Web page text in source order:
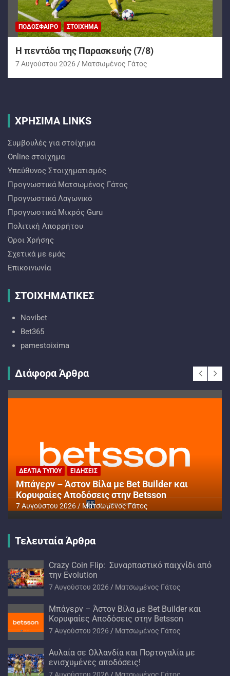
ΠΟΔΌΣΦΑΙΡΟ ΣΤΟΊΧΗΜΑ
H πεντάδα της Παρασκευής (7/8)
7 Αυγούστου 2026 Ματσωμένος Γάτος
ΧΡΗΣΙΜΑ LINKS
Συμβουλές για στοίχημα
Online στοίχημα
Υπεύθυνος Στοιχηματισμός
Προγνωστικά Ματσωμένος Γάτος
Προγνωστικά Λαγωνικό
Προγνωστικά Mικρός Guru
Πολιτική Απορρήτου
Όροι Χρήσης
Σχετικά με εμάς
Επικοινωνία
ΣΤΟΙΧΗΜΑΤΙΚΕΣ
Novibet
Bet365
pamestoixima
Διάφορα Άρθρα
ΔΕΛΤΊΑ ΤΎΠΟΥ ΕΙΔΉΣΕΙΣ
Μπάγερν – Άστον Βίλα με Bet Builder και
Κορυφαίες Αποδόσεις στην Betsson
7 Αυγούστου 2026 Ματσωμένος Γάτος
Τελευταία Άρθρα
Crazy Coin Flip: Συναρπαστικό παιχνίδι από
την Evolution
7 Αυγούστου 2026 Ματσωμένος Γάτος
Μπάγερν – Άστον Βίλα με Bet Builder και
Κορυφαίες Αποδόσεις στην Betsson
7 Αυγούστου 2026 Ματσωμένος Γάτος
Αυλαία σε Ολλανδία και Πορτογαλία με
ενισχυμένες αποδόσεις!